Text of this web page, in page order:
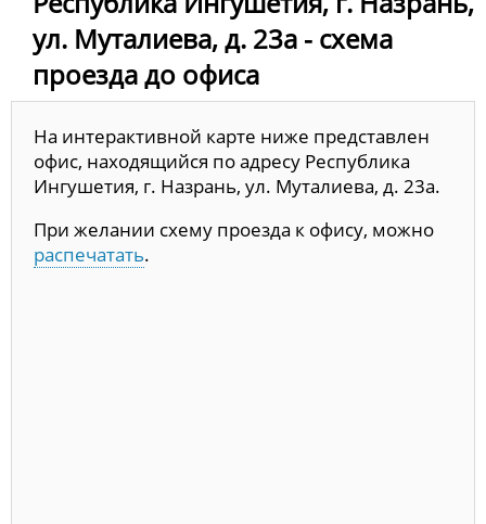
ул. Муталиева, д. 23а - схема
проезда до офиса
На интерактивной карте ниже представлен
офис, находящийся по адресу Республика
Ингушетия, г. Назрань, ул. Муталиева, д. 23а.
При желании схему проезда к офису, можно
распечатать.